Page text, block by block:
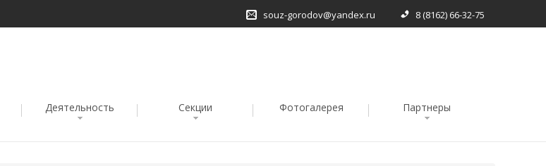
souz-gorodov@yandex.ru 8 (8162) 66-32-75
Деятельность Секции Фотогалерея Партнеры